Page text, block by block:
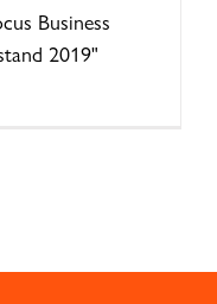
Business
2019"